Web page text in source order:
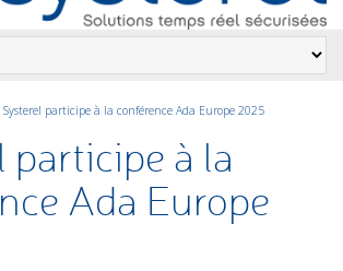
Systerel participe à la conférence Ada Europe 2025
participe à la
Ada Europe